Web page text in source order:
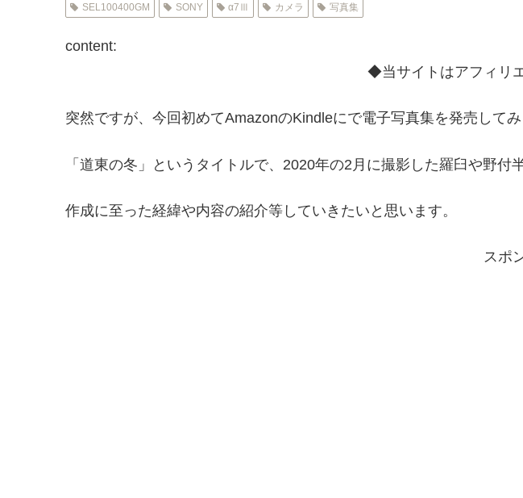
SEL100400GM SONY α7Ⅲ カメラ 写真集
content:
◆当サイトはアフィリ
突然ですが、今回初めてAmazonのKindleにで電子写真集を発売して
「道東の冬」というタイトルで、2020年の2月に撮影した羅臼や野
作成に至った経緯や内容の紹介等していきたいと思います。
スポ